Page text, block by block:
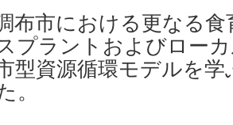
布市における更なる食
プラントおよびロー
型資源循環モデルを
。